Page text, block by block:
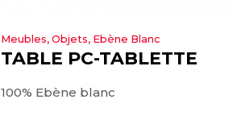
Meubles, Objets, Ebène Blanc
TABLE PC-TABLETTE
100% Ebène blanc